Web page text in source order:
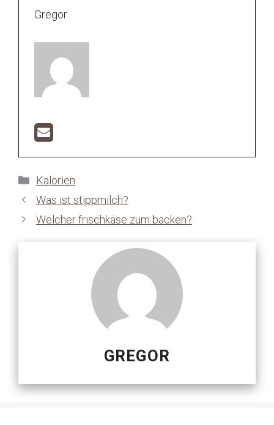
Gregor
Kategorien
Kalorien
Was ist stippmilch?
Welcher frischkäse zum backen?
GREGOR